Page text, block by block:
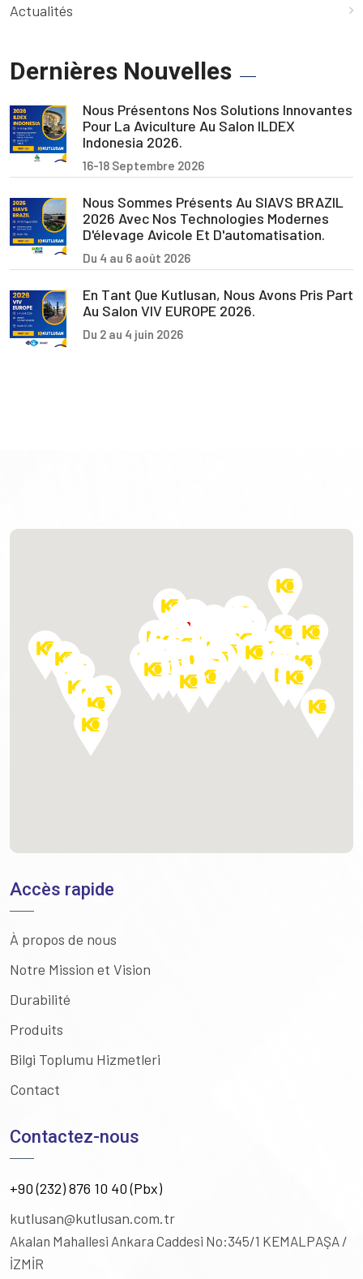
Actualités
Dernières Nouvelles
Nous Présentons Nos Solutions Innovantes
Pour La Aviculture Au Salon ILDEX
Indonesia 2026.
16-18 Septembre 2026
Nous Sommes Présents Au SIAVS BRAZIL
2026 Avec Nos Technologies Modernes
D'élevage Avicole Et D'automatisation.
Du 4 au 6 août 2026
En Tant Que Kutlusan, Nous Avons Pris Part
Au Salon VIV EUROPE 2026.
Du 2 au 4 juin 2026
Accès rapide
À propos de nous
Notre Mission et Vision
Durabilité
Produits
Bilgi Toplumu Hizmetleri
Contact
Contactez-nous
+90 (232) 876 10 40 (Pbx)
kutlusan@kutlusan.com.tr
Akalan Mahallesi Ankara Caddesi No:345/1 KEMALPAŞA /
İZMİR